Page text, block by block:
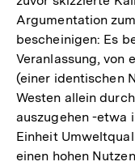
Argumentation
bescheinigen: Es
Veranlassung, von
(einer identischen
Westen allein
auszugehen -etwa
Einheit
einen hohen